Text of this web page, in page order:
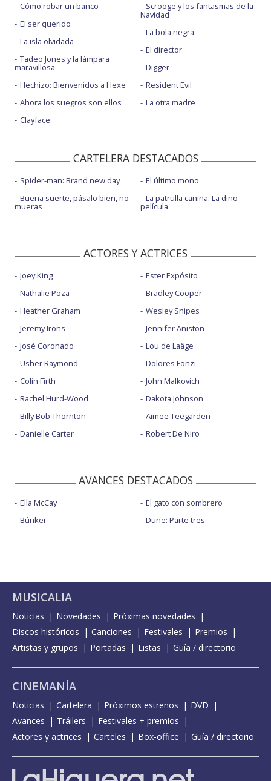
Cómo robar un banco
El ser querido
La isla olvidada
Tadeo Jones y la lámpara
maravillosa
Hechizo: Bienvenidos a Hexe
Ahora los suegros son ellos
Clayface
Scrooge y los fantasmas de la
Navidad
La bola negra
El director
Digger
Resident Evil
La otra madre
CARTELERA DESTACADOS
Spider-man: Brand new day
Buena suerte, pásalo bien, no
mueras
El último mono
La patrulla canina: La dino
película
ACTORES Y ACTRICES
Joey King
Nathalie Poza
Heather Graham
Jeremy Irons
José Coronado
Usher Raymond
Colin Firth
Rachel Hurd-Wood
Billy Bob Thornton
Danielle Carter
Ester Expósito
Bradley Cooper
Wesley Snipes
Jennifer Aniston
Lou de Laâge
Dolores Fonzi
John Malkovich
Dakota Johnson
Aimee Teegarden
Robert De Niro
AVANCES DESTACADOS
Ella McCay
Búnker
El gato con sombrero
Dune: Parte tres
MUSICALIA
Noticias Novedades
Próximas novedades
Discos históricos
Canciones Festivales
Premios
Artistas y grupos
Portadas Listas Guía / directorio
CINEMANÍA
Noticias Cartelera Próximos estrenos
DVD
Avances
Tráilers
Festivales + premios
Actores y actrices
Carteles Box-office Guía / directorio